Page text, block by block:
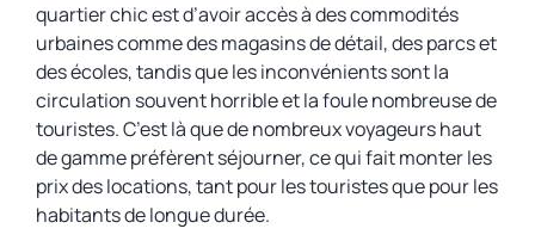
quartier chic est d’avoir accès à des commodités
urbaines comme des magasins de détail, des parcs et
des écoles, tandis que les inconvénients sont la
circulation souvent horrible et la foule nombreuse de
touristes. C’est là que de nombreux voyageurs haut
de gamme préfèrent séjourner, ce qui fait monter les
prix des locations, tant pour les touristes que pour les
habitants de longue durée.